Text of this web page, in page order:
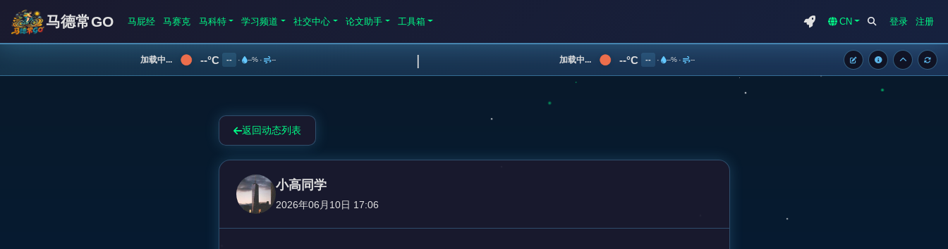
马德常GO 马屁经 马赛克 马科特 学习频道 社交中心 论文助手 工具箱 CN 登录 注册
加载中... --°C -- · --% · -- | 加载中... --°C -- · --% · --
返回动态列表
小高同学
2026年06月10日 17:06